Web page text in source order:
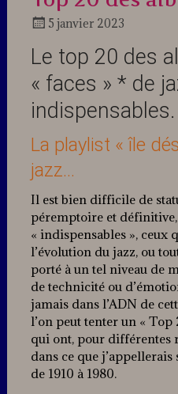
5 janvier 2023
Jazz
Le top 20 des
« faces » * de
indispensables.
La playlist « île
jazz…
Il est bien difficile de
péremptoire et
« indispensables », ceux
l’évolution du jazz, ou
porté à un tel niveau de
de technicité ou
jamais dans l’ADN de
l’on peut tenter un «
qui ont, pour différentes
dans ce que
de 1910 à 1980.